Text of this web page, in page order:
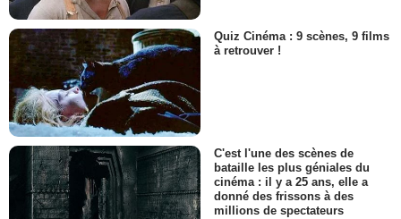
Quiz Cinéma : 9 scènes, 9 films
à retrouver !
C'est l'une des scènes de
bataille les plus géniales du
cinéma : il y a 25 ans, elle a
donné des frissons à des
millions de spectateurs